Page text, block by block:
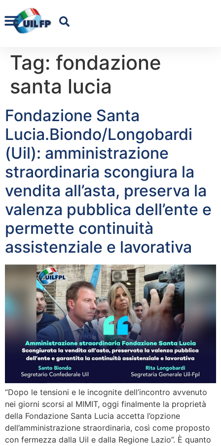
Tag: fondazione
santa lucia
Fondazione Santa
Lucia.Biondo/Longobardi
(Uil): amministrazione
straordinaria scongiura la
vendita all’asta, preserva la
valenza pubblica dell’ente e
permette continuità
assistenziale e lavorativa
“Dopo le tensioni e le incognite dell’incontro avvenuto
nei giorni scorsi al MIMIT, oggi finalmente la proprietà
della Fondazione Santa Lucia accetta l’opzione
dell’amministrazione straordinaria, così come proposto
con fermezza dalla Uil e dalla Regione Lazio”. È quanto